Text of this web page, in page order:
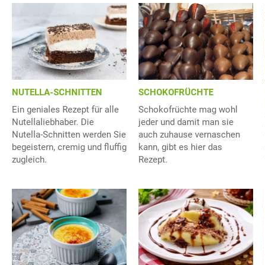
NUTELLA-SCHNITTEN
Ein geniales Rezept für alle
Nutellaliebhaber. Die
Nutella-Schnitten werden Sie
begeistern, cremig und fluffig
zugleich.
SCHOKOFRÜCHTE
Schokofrüchte mag wohl
jeder und damit man sie
auch zuhause vernaschen
kann, gibt es hier das
Rezept.